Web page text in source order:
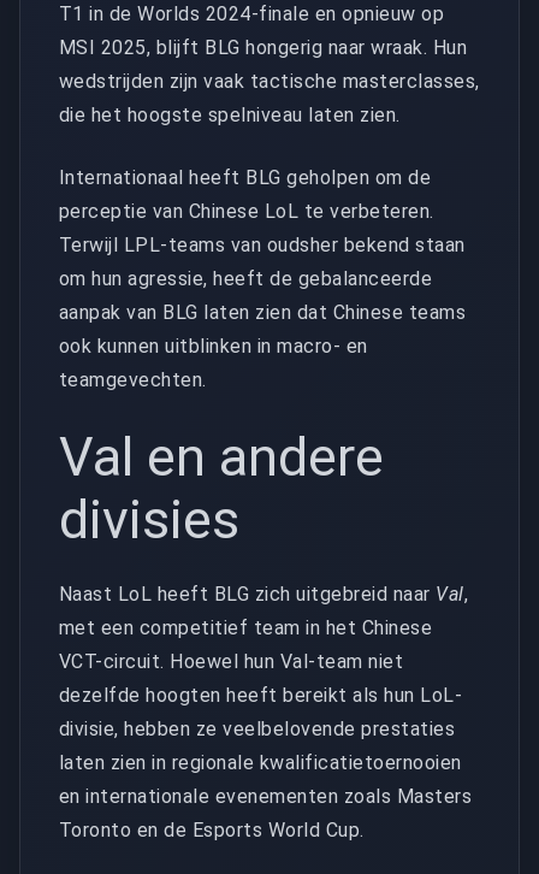
T1 in de Worlds 2024-finale en opnieuw op
MSI 2025, blijft BLG hongerig naar wraak. Hun
wedstrijden zijn vaak tactische masterclasses,
die het hoogste spelniveau laten zien.
Internationaal heeft BLG geholpen om de
perceptie van Chinese LoL te verbeteren.
Terwijl LPL-teams van oudsher bekend staan
om hun agressie, heeft de gebalanceerde
aanpak van BLG laten zien dat Chinese teams
ook kunnen uitblinken in macro- en
teamgevechten.
Val en andere
divisies
Naast LoL heeft BLG zich uitgebreid naar Val,
met een competitief team in het Chinese
VCT-circuit. Hoewel hun Val-team niet
dezelfde hoogten heeft bereikt als hun LoL-
divisie, hebben ze veelbelovende prestaties
laten zien in regionale kwalificatietoernooien
en internationale evenementen zoals Masters
Toronto en de Esports World Cup.